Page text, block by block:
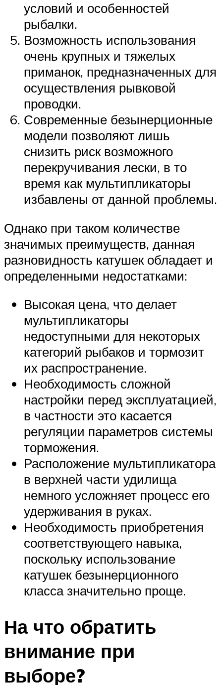
условий и особенностей
рыбалки.
Возможность использования
очень крупных и тяжелых
приманок, предназначенных для
осуществления рывковой
проводки.
Современные безынерционные
модели позволяют лишь
снизить риск возможного
перекручивания лески, в то
время как мультипликаторы
избавлены от данной проблемы.
Однако при таком количестве
значимых преимуществ, данная
разновидность катушек обладает и
определенными недостатками:
Высокая цена, что делает
мультипликаторы
недоступными для некоторых
категорий рыбаков и тормозит
их распространение.
Необходимость сложной
настройки перед эксплуатацией,
в частности это касается
регуляции параметров системы
торможения.
Расположение мультипликатора
в верхней части удилища
немного усложняет процесс его
удерживания в руках.
Необходимость приобретения
соответствующего навыка,
поскольку использование
катушек безынерционного
класса значительно проще.
На что обратить
внимание при
выборе?